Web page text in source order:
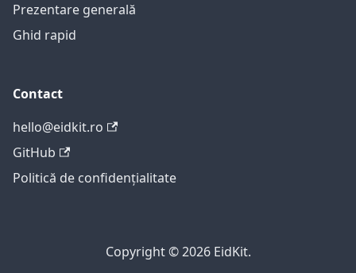
Prezentare generală
Ghid rapid
Contact
hello@eidkit.ro
GitHub
Politică de confidențialitate
Copyright © 2026 EidKit.